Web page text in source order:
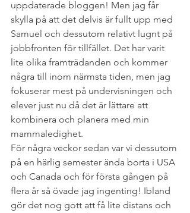
uppdaterade bloggen! Men jag får
skylla på att det delvis är fullt upp med
Samuel och dessutom relativt lugnt på
jobbfronten för tillfället. Det har varit
lite olika framträdanden och kommer
några till inom närmsta tiden, men jag
fokuserar mest på undervisningen och
elever just nu då det är lättare att
kombinera och planera med min
mammaledighet.
För några veckor sedan var vi dessutom
på en härlig semester ända borta i USA
och Canada och för första gången på
flera år så övade jag ingenting! Ibland
gör det nog gott att få lite distans och